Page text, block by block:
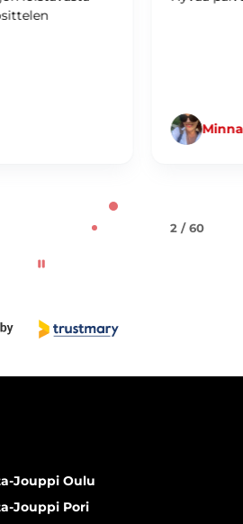
2 / 60
Jouppi Oulu
Jouppi Pori